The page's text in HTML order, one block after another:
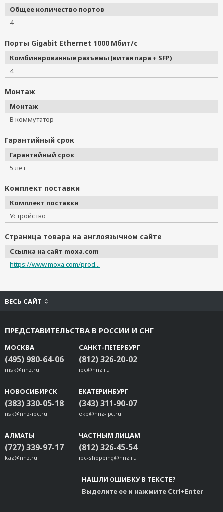
Общее количество портов
4
Порты Gigabit Ethernet 1000 Мбит/с
Комбинированные разъемы (витая пара + SFP)
4
Монтаж
Монтаж
В коммутатор
Гарантийный срок
Гарантийный срок
5 лет
Комплект поставки
Комплект поставки
Устройство
Страница товара на англоязычном сайте
Ссылка на сайт moxa.com
https://www.moxa.com/prod...
ВЕСЬ САЙТ
ПРЕДСТАВИТЕЛЬСТВА В РОССИИ И СНГ
МОСКВА
(495) 980-64-06
msk@nnz.ru
САНКТ-ПЕТЕРБУРГ
(812) 326-20-02
ipc@nnz.ru
НОВОСИБИРСК
(383) 330-05-18
nsk@nnz-ipc.ru
ЕКАТЕРИНБУРГ
(343) 311-90-07
ekb@nnz-ipc.ru
АЛМАТЫ
(727) 339-97-17
kaz@nnz.ru
ЧАСТНЫМ ЛИЦАМ
(812) 326-45-54
ipc-shopping@nnz.ru
НАШЛИ ОШИБКУ В ТЕКСТЕ?
Выделите ее и нажмите Ctrl+Enter